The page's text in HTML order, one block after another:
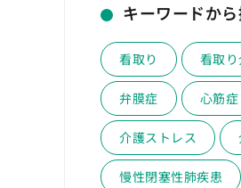
キーワードか
看取り 看取
弁膜症 心筋症
介護ストレス
慢性閉塞性肺疾患